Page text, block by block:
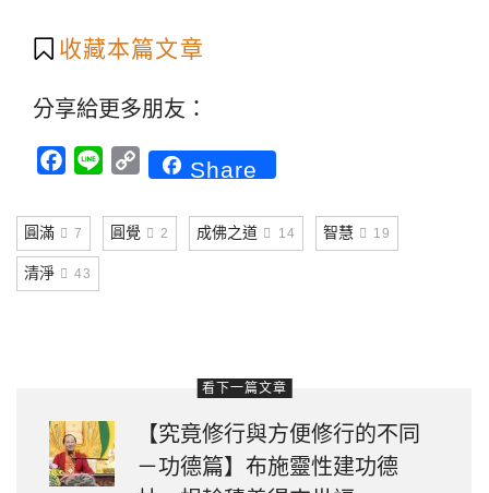
收藏本篇文章
分享給更多朋友：
Facebook
Line CopyShare
圓滿 7 圓覺 2 成佛之道 14 智慧 19
清淨 43
看下一篇文章
【究竟修行與方便修行的不同
－功德篇】布施靈性建功德